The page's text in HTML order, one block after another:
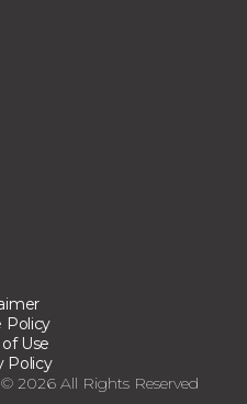
2026 All Rights Reserved
Policy
Use
Policy